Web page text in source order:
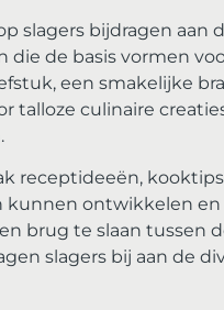
slagers bijdragen aan
de basis vormen
een smakelijke
talloze culinaire
receptideeën,
kunnen ontwikkelen
brug te slaan tussen
slagers bij aan de